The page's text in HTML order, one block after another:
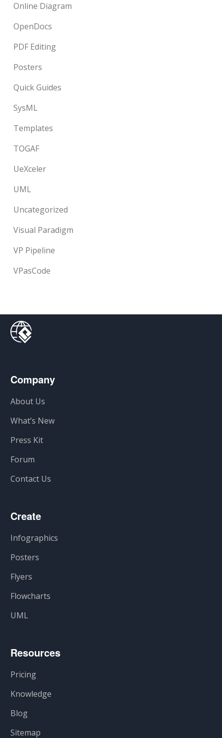
Online Diagram
OpenDocs
PDF Editing
Posters
Quick Guides
SysML
Templates
TOGAF
UeXceler
UML
Uncategorized
Visual Paradigm
VP Pipeline
VPasCode
Company
About Us
What’s New
Press Kit
Forum
Contact Us
Create
Infographics
Posters
Flyers
Flowcharts
UML
Resources
Pricing
Knowledge
Blog
Sitemap